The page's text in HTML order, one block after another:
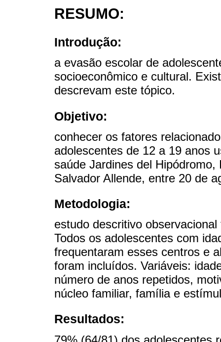
RESUMO:
Introdução:
a evasão escolar de
socioeconômico e cultural.
descrevam este tópico.
Objetivo:
conhecer os fatores
adolescentes de 12 a 19 anos
saúde Jardines del
Salvador Allende, entre 20 de
Metodologia:
estudo descritivo
Todos os adolescentes com
frequentaram esses centros e
foram incluídos. Variáveis:
número de anos repetidos,
núcleo familiar, família e
Resultados: